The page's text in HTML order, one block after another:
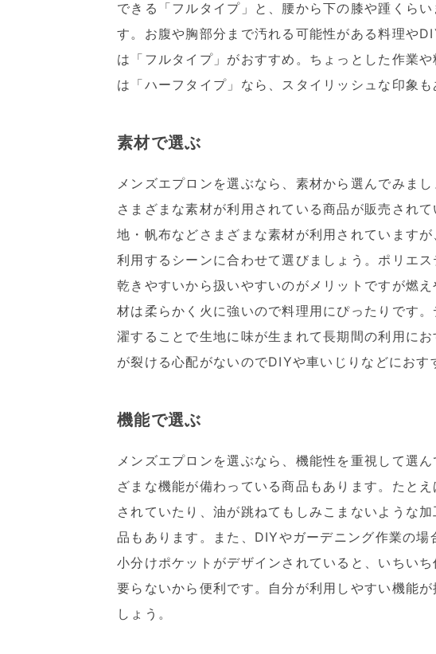
できる「フルタイプ」と、腰から下の膝や踵くら
す。お腹や胸部分まで汚れる可能性がある料理や
は「フルタイプ」がおすすめ。ちょっとした作業
は「ハーフタイプ」なら、スタイリッシュな印象も
素材で選ぶ
メンズエプロンを選ぶなら、素材から選んでみま
さまざまな素材が利用されている商品が販売され
地・帆布などさまざまな素材が利用されています
利用するシーンに合わせて選びましょう。ポリエ
乾きやすいから扱いやすいのがメリットですが燃
材は柔らかく火に強いので料理用にぴったりです
濯することで生地に味が生まれて長期間の利用に
が裂ける心配がないのでDIYや車いじりなどにおす
機能で選ぶ
メンズエプロンを選ぶなら、機能性を重視して選
ざまな機能が備わっている商品もあります。たと
されていたり、油が跳ねてもしみこまないような
品もあります。また、DIYやガーデニング作業の
小分けポケットがデザインされていると、いちい
要らないから便利です。自分が利用しやすい機能
しょう。